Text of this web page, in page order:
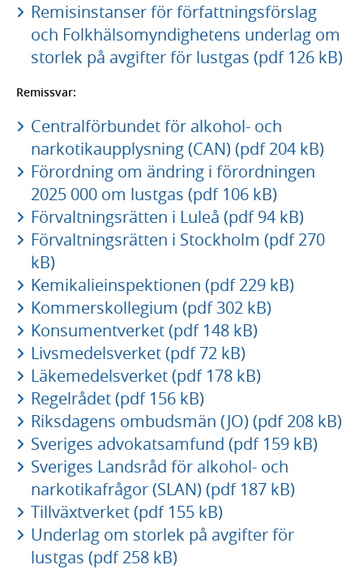
Remisinstanser för författningsförslag
och Folkhälsomyndighetens underlag om
storlek på avgifter för lustgas (pdf 126 kB)
Remissvar:
Centralförbundet för alkohol- och
narkotikaupplysning (CAN) (pdf 204 kB)
Förordning om ändring i förordningen
2025 000 om lustgas (pdf 106 kB)
Förvaltningsrätten i Luleå (pdf 94 kB)
Förvaltningsrätten i Stockholm (pdf 270
kB)
Kemikalieinspektionen (pdf 229 kB)
Kommerskollegium (pdf 302 kB)
Konsumentverket (pdf 148 kB)
Livsmedelsverket (pdf 72 kB)
Läkemedelsverket (pdf 178 kB)
Regelrådet (pdf 156 kB)
Riksdagens ombudsmän (JO) (pdf 208 kB)
Sveriges advokatsamfund (pdf 159 kB)
Sveriges Landsråd för alkohol- och
narkotikafrågor (SLAN) (pdf 187 kB)
Tillväxtverket (pdf 155 kB)
Underlag om storlek på avgifter för
lustgas (pdf 258 kB)